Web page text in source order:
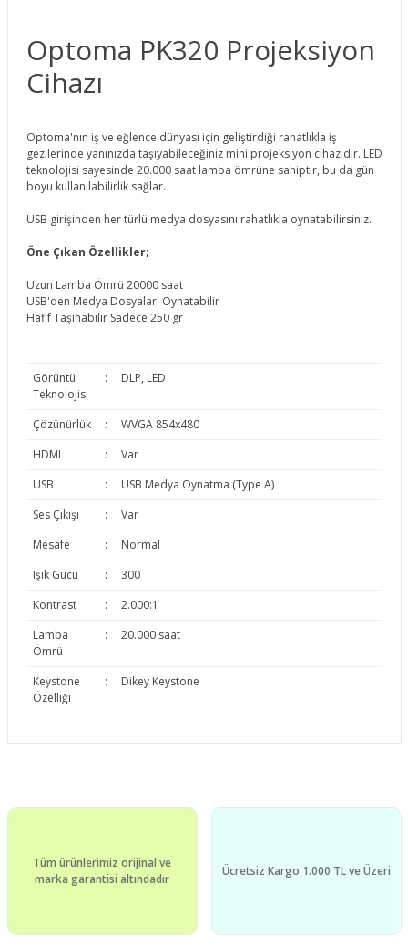
Optoma PK320 Projeksiyon
Cihazı
Optoma'nın iş ve eğlence dünyası için geliştirdiği rahatlıkla iş
gezilerinde yanınızda taşıyabileceğiniz mini projeksiyon cihazıdır. LED
teknolojisi sayesinde 20.000 saat lamba ömrüne sahiptir, bu da gün
boyu kullanılabilirlik sağlar.
USB girişinden her türlü medya dosyasını rahatlıkla oynatabilirsiniz.
Öne Çıkan Özellikler;
Uzun Lamba Ömrü 20000 saat
USB'den Medya Dosyaları Oynatabilir
Hafif Taşınabilir Sadece 250 gr
Görüntü
Teknolojisi
: DLP, LED
Çözünürlük :
WVGA 854x480
HDMI
:
Var
USB
:
USB Medya Oynatma (Type A)
Ses Çıkışı
:
Var
Mesafe
:
Normal
Işık Gücü
:
300
Kontrast
:
2.000:1
Lamba
Ömrü
: 20.000 saat
Keystone
Özelliği
: Dikey Keystone
Görüş ve önerileriniz için teşekkür ederiz.
Ürün resmi kalitesiz, bozuk veya görüntülenemiyor.
Tüm ürünlerimiz orijinal ve
marka garantisi altındadır
Ücretsiz Kargo 1.000 TL ve Üzeri